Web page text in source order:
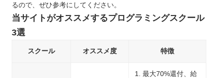
るので、ぜひ参考にしてください。
当サイトがオススメするプログラミングスクール
3選
スクール オススメ度 特徴
1. 最大70%還付、給